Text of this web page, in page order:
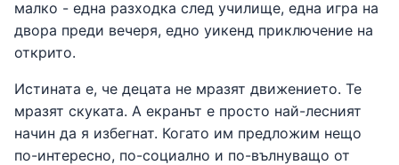
малко - една разходка след училище, една игра на
двора преди вечеря, едно уикенд приключение на
открито.
Истината е, че децата не мразят движението. Те
мразят скуката. А екранът е просто най-лесният
начин да я избегнат. Когато им предложим нещо
по-интересно, по-социално и по-вълнуващо от